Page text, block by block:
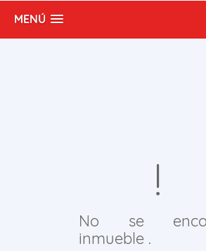
MENÚ
No se
inmueble .